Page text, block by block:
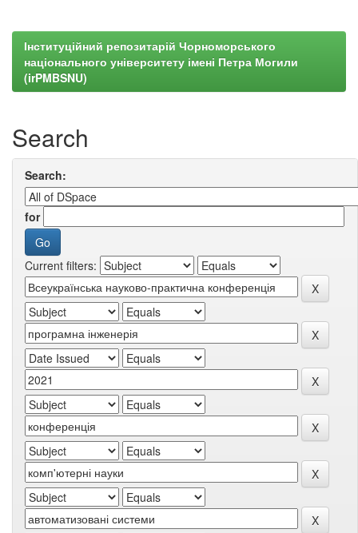
Інституційний репозитарій Чорноморського
національного університету імені Петра Могили
(irPMBSNU)
Search
Search:
for
Current filters: